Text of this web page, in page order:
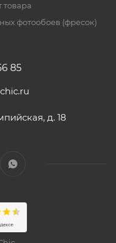
товара
фотообоев (фресок)
85
д. 18